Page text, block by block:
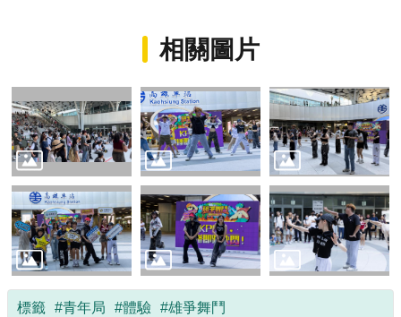
開
放
宣
告
相關圖片
標籤 #青年局 #體驗 #雄爭舞鬥